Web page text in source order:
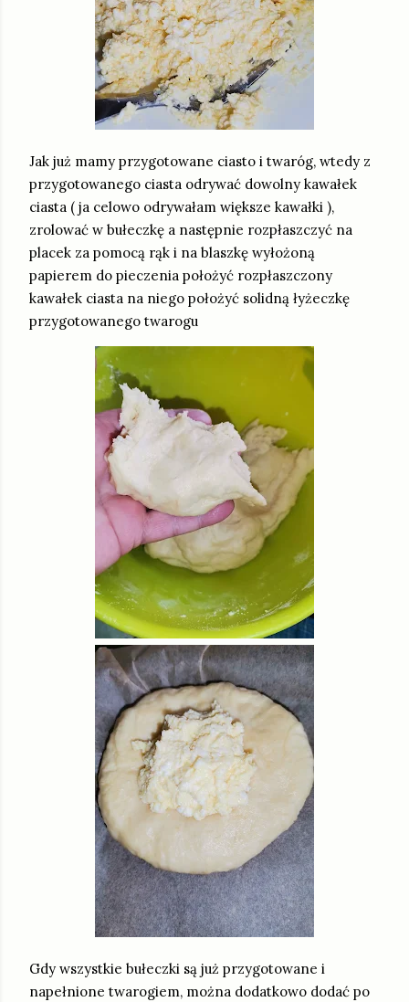
Jak już mamy przygotowane ciasto i twaróg, wtedy z
przygotowanego ciasta odrywać dowolny kawałek
ciasta ( ja celowo odrywałam większe kawałki ),
zrolować w bułeczkę a następnie rozpłaszczyć na
placek za pomocą rąk i na blaszkę wyłożoną
papierem do pieczenia położyć rozpłaszczony
kawałek ciasta na niego położyć solidną łyżeczkę
przygotowanego twarogu
Gdy wszystkie bułeczki są już przygotowane i
napełnione twarogiem, można dodatkowo dodać po